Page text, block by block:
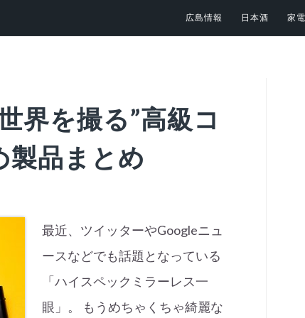
広島情報 日本酒 家電
界を撮る”高級コ
製品まとめ
最近、ツイッターやGoogleニュ
ースなどでも話題となっている
「ハイスペックミラーレス一
眼」。 もうめちゃくちゃ綺麗な